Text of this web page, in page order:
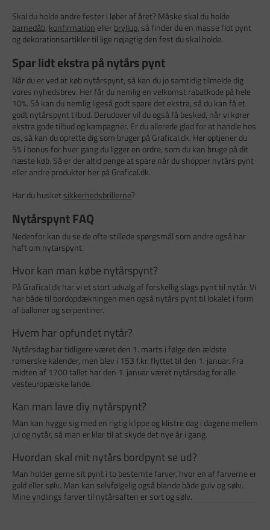
Skal du holde andre fester i løber af året? Måske skal du holde
barnedåb, konfirmation ellerbryllup, så finder du en masse flot pynt
og dekorationsartikler til lige nøjagtig den fest du skal holde.
Spar lidt ekstra på nytårs pynt
Når du er ved at køb nytårspynt, så kan du jo samtidig tilmelde dig
vores nyhedsbrev. Her får du nemlig en velkomst rabatkode på hele
10%. Så kan du nemlig ligeså godt spare det ekstra, så du kan få et
godt nytårspynt tilbud. Derudover vil du også få besked, når vi kører
ekstra gode tilbud og kampagner. Er du allerede glad for at handle hos
os, så kan du oprette dig som bruger på Grafical.dk. Her optjener du
5% i bonus for hver gang du ligger en ordre, som du kan bruge på dit
næste køb. Så er der altid penge at spare når du shopper nytårs pynt
eller andre produkter her på Grafical.dk.
Har du husketsikkerhedsbrillerne?
Nytårspynt FAQ
Nedenfor kan du se de ofte stillede spørgsmål som andre også har
haft om nytarspynt.
Hvor kan man købe nytårspynt?
På Grafical.dk har vi et stort udvalg af forskellig slags pynt til nytår. Vi
har både til bordopdækningen men også nytårs pynt til lokalet i form
af balloner og serpentiner.
Hvem har opfundet nytår?
Nytårsdag har tidligere været den 1. marts i følge den ældste
romerske kalender, men blev i 153 f.kr. flyttet til den 1. januar. Fra
midten af 1700 tallet har den 1. januar været nytårsdag for alle
vesteuropæiske lande.
Kan man lave diy nytårspynt?
Man kan hygge sig med en rigtig klippe og klistre dag i dagene mellem
jul og nytår, så man er klar til at skyde det nye år i gang.
Hvordan skal mit nytårs bordpynt se ud?
Man holder gerne sit pynt i to bestemte farver, hvor en af farverne er
guld eller sølv. Man kan selvfølgelig også blande både gulv og sølv.
Mine yndlings farver til nytårsaften er sort og sølv.